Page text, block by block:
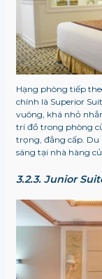
Hạng phòng tiếp
chính là Superior
vuông, khá nhỏ
trí đồ trong phòng
trọng, đẳng cấp.
sáng tại nhà hàng
3.2.3. Junior